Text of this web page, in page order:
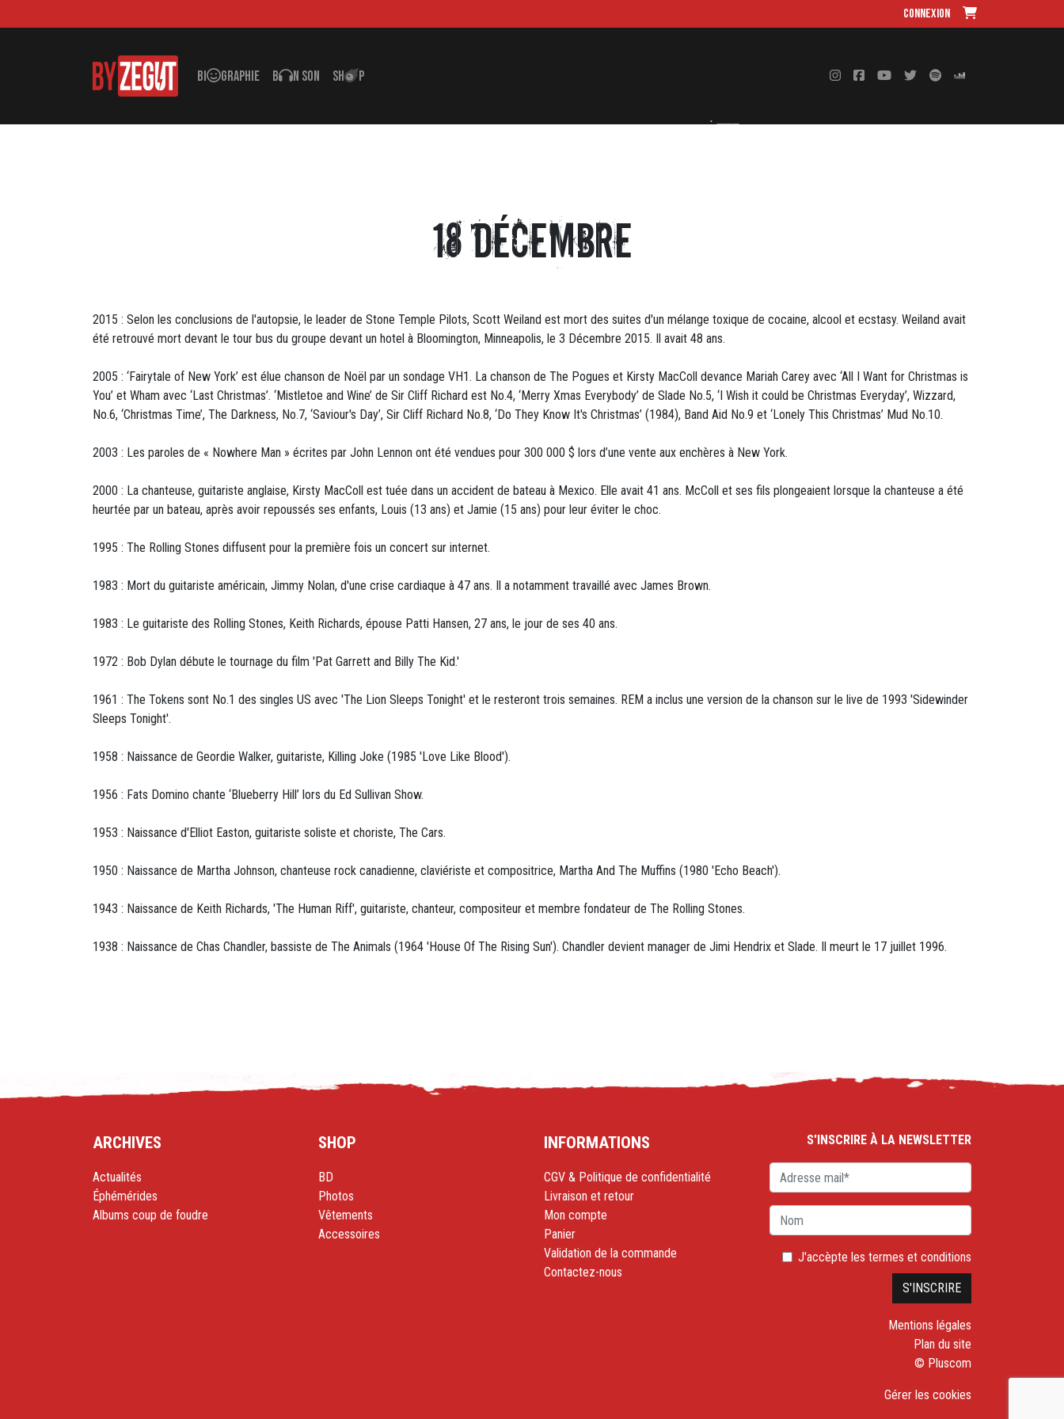
Connexion
BI GRAPHIE B N SON SH P
18 Décembre
2015 : Selon les conclusions de l'autopsie, le leader de Stone Temple Pilots, Scott Weiland est mort des suites d'un mélange toxique de cocaine, alcool et ecstasy. Weiland avait
été retrouvé mort devant le tour bus du groupe devant un hotel à Bloomington, Minneapolis, le 3 Décembre 2015. Il avait 48 ans.
2005 : ‘Fairytale of New York’ est élue chanson de Noël par un sondage VH1. La chanson de The Pogues et Kirsty MacColl devance Mariah Carey avec ‘All I Want for Christmas is
You’ et Wham avec ‘Last Christmas’. ‘Mistletoe and Wine’ de Sir Cliff Richard est No.4, ‘Merry Xmas Everybody’ de Slade No.5, ‘I Wish it could be Christmas Everyday’, Wizzard,
No.6, ‘Christmas Time’, The Darkness, No.7, ‘Saviour's Day’, Sir Cliff Richard No.8, ‘Do They Know It's Christmas’ (1984), Band Aid No.9 et ‘Lonely This Christmas’ Mud No.10.
2003 : Les paroles de « Nowhere Man » écrites par John Lennon ont été vendues pour 300 000 $ lors d’une vente aux enchères à New York.
2000 : La chanteuse, guitariste anglaise, Kirsty MacColl est tuée dans un accident de bateau à Mexico. Elle avait 41 ans. McColl et ses fils plongeaient lorsque la chanteuse a été
heurtée par un bateau, après avoir repoussés ses enfants, Louis (13 ans) et Jamie (15 ans) pour leur éviter le choc.
1995 : The Rolling Stones diffusent pour la première fois un concert sur internet.
1983 : Mort du guitariste américain, Jimmy Nolan, d'une crise cardiaque à 47 ans. Il a notamment travaillé avec James Brown.
1983 : Le guitariste des Rolling Stones, Keith Richards, épouse Patti Hansen, 27 ans, le jour de ses 40 ans.
1972 : Bob Dylan débute le tournage du film 'Pat Garrett and Billy The Kid.'
1961 : The Tokens sont No.1 des singles US avec 'The Lion Sleeps Tonight' et le resteront trois semaines. REM a inclus une version de la chanson sur le live de 1993 'Sidewinder
Sleeps Tonight'.
1958 : Naissance de Geordie Walker, guitariste, Killing Joke (1985 'Love Like Blood').
1956 : Fats Domino chante ‘Blueberry Hill’ lors du Ed Sullivan Show.
1953 : Naissance d'Elliot Easton, guitariste soliste et choriste, The Cars.
1950 : Naissance de Martha Johnson, chanteuse rock canadienne, claviériste et compositrice, Martha And The Muffins (1980 'Echo Beach').
1943 : Naissance de Keith Richards, 'The Human Riff', guitariste, chanteur, compositeur et membre fondateur de The Rolling Stones.
1938 : Naissance de Chas Chandler, bassiste de The Animals (1964 'House Of The Rising Sun'). Chandler devient manager de Jimi Hendrix et Slade. Il meurt le 17 juillet 1996.
ARCHIVES
Actualités
Éphémérides
Albums coup de foudre
SHOP
BD
Photos
Vêtements
Accessoires
INFORMATIONS
CGV & Politique de confidentialité
Livraison et retour
Mon compte
Panier
Validation de la commande
Contactez-nous
S'INSCRIRE À LA NEWSLETTER
J'accèpte les termes et conditions
Mentions légales
Plan du site
© Pluscom
Gérer les cookies